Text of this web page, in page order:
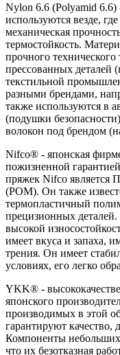
Nylon 6.6 (Polyamid 6.6)
используются везде,
механическая
термостойкость.
прочного
прессованных деталей
текстильной
разными брендами,
также используются в
(подушки
волокон под брендом
Nifco® - японская
пожизненной
пряжек Nifco является
(POM). Он также
термопластичный
прецизионных
высокой
имеет вкуса и запаха,
трения. Он имеет
условиях, его легко
YKK® -
японского
производимых в этой
гарантируют качество,
Компоненты
что их безотказная